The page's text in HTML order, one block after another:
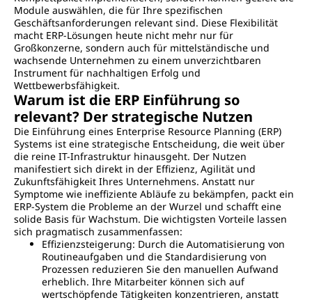
Module auswählen, die für Ihre spezifischen
Geschäftsanforderungen relevant sind. Diese Flexibilität
macht ERP-Lösungen heute nicht mehr nur für
Großkonzerne, sondern auch für mittelständische und
wachsende Unternehmen zu einem unverzichtbaren
Instrument für nachhaltigen Erfolg und
Wettbewerbsfähigkeit.
Warum ist die ERP Einführung so
relevant? Der strategische Nutzen
Die Einführung eines Enterprise Resource Planning (ERP)
Systems ist eine strategische Entscheidung, die weit über
die reine IT-Infrastruktur hinausgeht. Der Nutzen
manifestiert sich direkt in der Effizienz, Agilität und
Zukunftsfähigkeit Ihres Unternehmens. Anstatt nur
Symptome wie ineffiziente Abläufe zu bekämpfen, packt ein
ERP-System die Probleme an der Wurzel und schafft eine
solide Basis für Wachstum. Die wichtigsten Vorteile lassen
sich pragmatisch zusammenfassen:
Effizienzsteigerung: Durch die Automatisierung von
Routineaufgaben und die Standardisierung von
Prozessen reduzieren Sie den manuellen Aufwand
erheblich. Ihre Mitarbeiter können sich auf
wertschöpfende Tätigkeiten konzentrieren, anstatt